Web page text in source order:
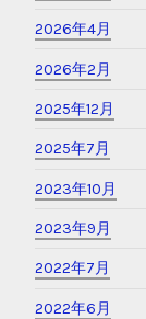
2026年4月
2026年2月
2025年12月
2025年7月
2023年10月
2023年9月
2022年7月
2022年6月